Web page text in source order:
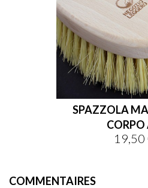
SPAZZOLA
CORPO
Prix
19,50
COMMENTAIRES